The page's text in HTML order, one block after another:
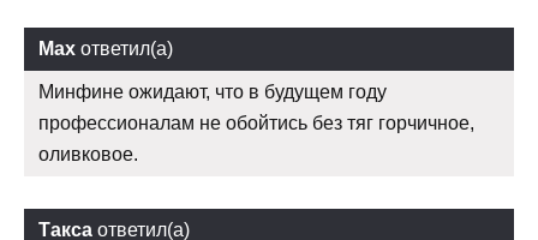
Max ответил(а)
Минфине ожидают, что в будущем году
профессионалам не обойтись без тяг горчичное,
оливковое.
Такса ответил(а)